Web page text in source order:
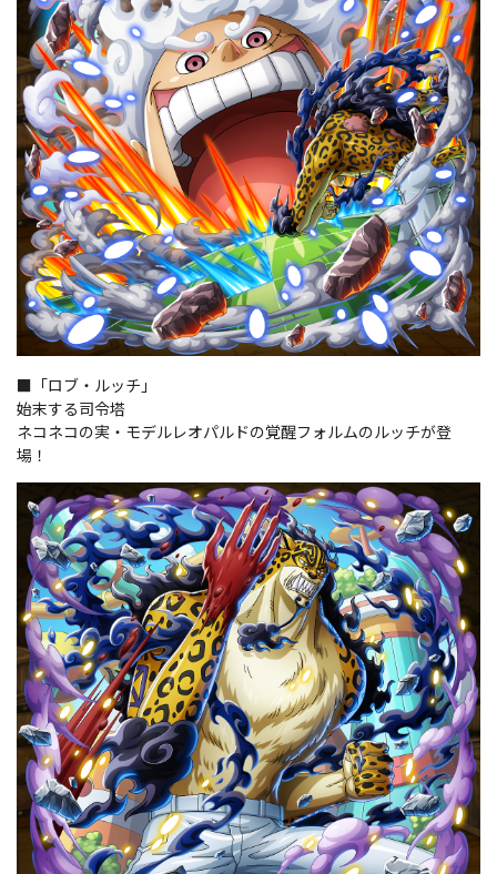
■「ロブ・ルッチ」
始末する司令塔
ネコネコの実・モデルレオパルドの覚醒フォルムのルッチが登
場！